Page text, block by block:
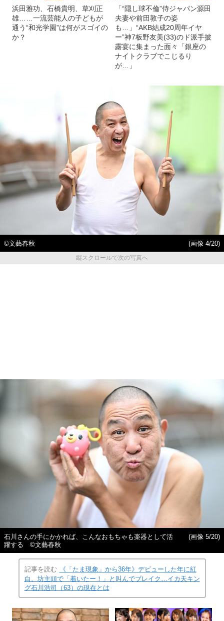
浜田雅功、石橋貴明、草刈正
雄……一流芸能人の子どもが
通う“和光学園”は何がスゴイの
か？
「“隠し球不倫”侍ジャパン源田
夫妻や前田敦子の姿
も…」“AKB結成20周年イヤ
ー”神7板野友美(33)のド派手披
露宴に集まった面々「銀座の
ナイトクラブでこじるり
が…」
©︎文藝春秋
(画像 4/20)
縦スクロールで次の写真へ
石川さんの手にかかれば、こんなおもちゃも楽器として活
躍する ©︎文藝春秋
(画像 5/20)
記事を読む
《「たま現象」から36年》デビューした年に紅
白、坊主頭で「着いたー！」と叫んでブレイク…イカ天キン
グ石川浩司（63）の現在とは